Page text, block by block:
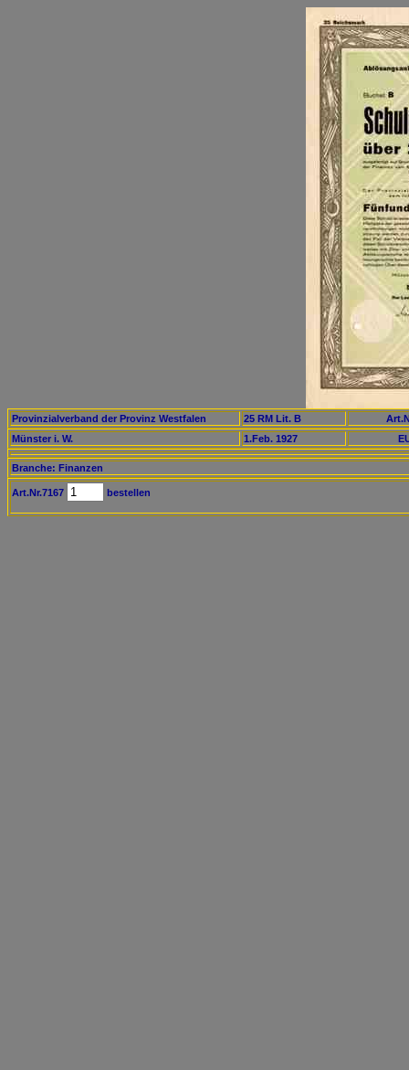
Provinzialverband der Provinz Westfalen 25 RM Lit. B
Münster i. W.
1.Feb. 1927
Branche: Finanzen
Art.Nr.7167 bestellen